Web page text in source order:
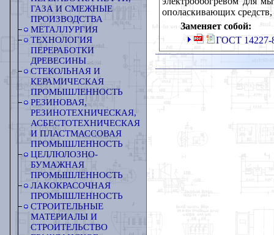
ГАЗА И СМЕЖНЫЕ
ПРОИЗВОДСТВА
МЕТАЛЛУРГИЯ
ТЕХНОЛОГИЯ
ПЕРЕРАБОТКИ
ДРЕВЕСИНЫ
СТЕКОЛЬНАЯ И
КЕРАМИЧЕСКАЯ
ПРОМЫШЛЕННОСТЬ
РЕЗИНОВАЯ,
РЕЗИНОТЕХНИЧЕСКАЯ,
АСБЕСТОТЕХНИЧЕСКАЯ
И ПЛАСТМАССОВАЯ
ПРОМЫШЛЕННОСТЬ
ЦЕЛЛЮЛОЗНО-
БУМАЖНАЯ
ПРОМЫШЛЕННОСТЬ
ЛАКОКРАСОЧНАЯ
ПРОМЫШЛЕННОСТЬ
СТРОИТЕЛЬНЫЕ
МАТЕРИАЛЫ И
СТРОИТЕЛЬСТВО
ополаскивающих
Заменяет собой:
ГОСТ 14227-